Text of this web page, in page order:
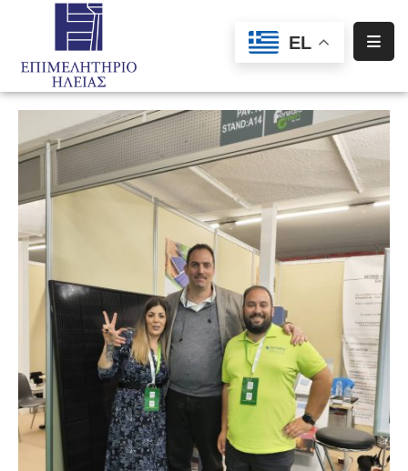
EL
Αρχική
Υπηρεσίες
Ενημέρωση
Σύλλογοι
Σωματεία
Ειδική
Πληροφόρηση
Προγράμματα
Χρηματοδότησης
Επικοινωνία